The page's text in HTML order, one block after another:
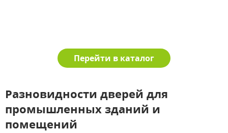
Перейти в каталог
Разновидности дверей для
промышленных зданий и
помещений